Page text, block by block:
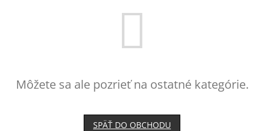
Môžete sa ale pozrieť na ostatné kategórie.
SPÄŤ DO OBCHODU